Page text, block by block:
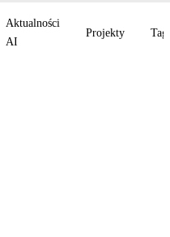
Aktualności
AI
Projekty Tagi